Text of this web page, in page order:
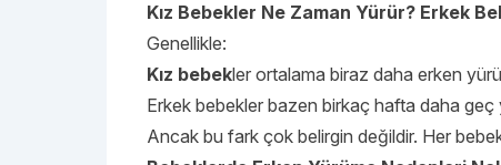
Kız Bebekler Ne Zaman Yürür? Erkek
Genellikle:
Kız bebekler ortalama biraz daha erken
Erkek bebekler bazen birkaç hafta daha geç
Ancak bu fark çok belirgin değildir. Her